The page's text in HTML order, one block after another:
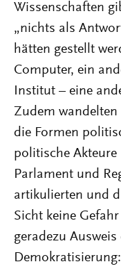
Wissenschaften
„nichts als
hätten gestellt
Computer, ein
Institut – eine
Zudem
die Formen
politische
Parlament und
artikulierten und
Sicht keine
geradezu